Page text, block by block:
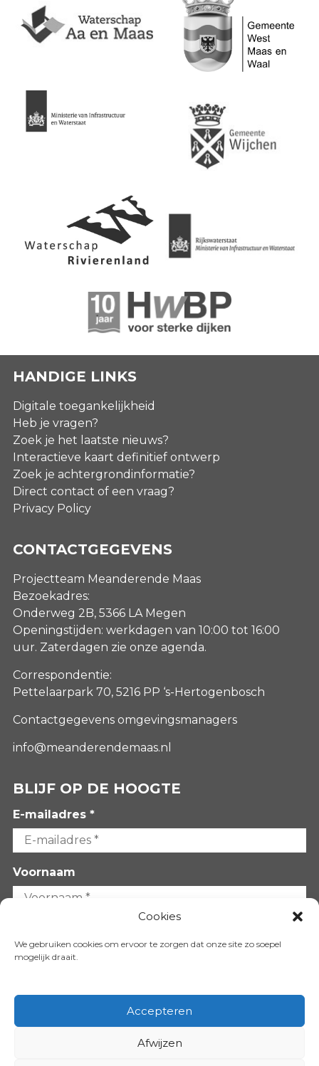
Cookies
We gebruiken cookies om ervoor te zorgen dat onze site zo soepel
mogelijk draait.
Accepteren
Afwijzen
HANDIGE LINKS
Digitale toegankelijkheid
Heb je vragen?
Zoek je het laatste nieuws?
Interactieve kaart definitief ontwerp
Zoek je achtergrondinformatie?
Direct contact of een vraag?
Privacy Policy
CONTACTGEGEVENS
Projectteam Meanderende Maas
Bezoekadres:
Onderweg 2B, 5366 LA Megen
Openingstijden: werkdagen van 10:00 tot 16:00
uur. Zaterdagen zie onze agenda.
Correspondentie:
Pettelaarpark 70, 5216 PP ‘s-Hertogenbosch
Contactgegevens omgevingsmanagers
info@meanderendemaas.nl
BLIJF OP DE HOOGTE
E-mailadres *
Voornaam
VOLG ONS OP: